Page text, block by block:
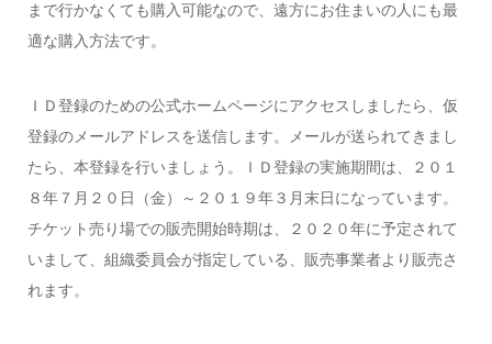
まで行かなくても購入可能なので、遠方にお住まいの人にも最
適な購入方法です。
ＩＤ登録のための公式ホームページにアクセスしましたら、仮
登録のメールアドレスを送信します。メールが送られてきまし
たら、本登録を行いましょう。ＩＤ登録の実施期間は、２０１
８年７月２０日（金）～２０１９年３月末日になっています。
チケット売り場での販売開始時期は、２０２０年に予定されて
いまして、組織委員会が指定している、販売事業者より販売さ
れます。